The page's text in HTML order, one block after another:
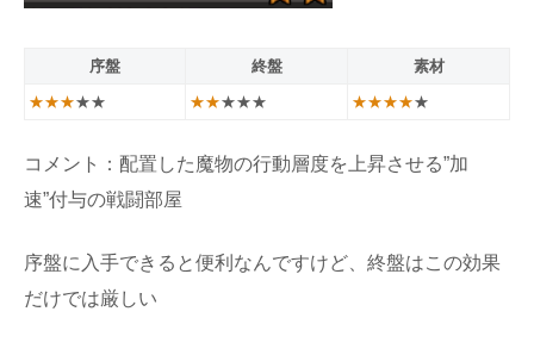
序盤 終盤
素材
★★★★★ ★★★★★ ★★★★★
コメント：配置した魔物の行動層度を上昇させる”加
速”付与の戦闘部屋
序盤に入手できると便利なんですけど、終盤はこの効果
だけでは厳しい